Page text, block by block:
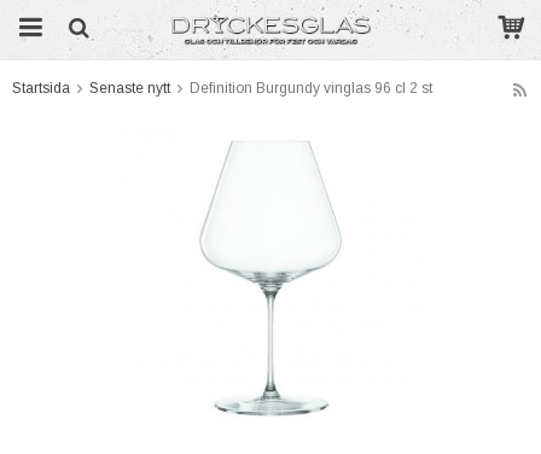
Startsida Senaste nytt Definition Burgundy vinglas 96 cl 2 st